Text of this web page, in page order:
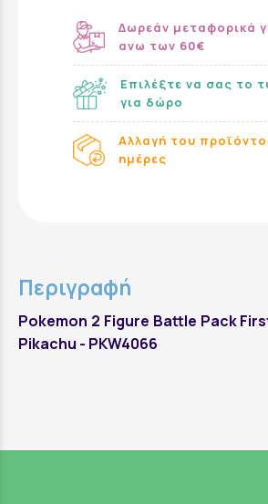
Δωρεάν μεταφορικά
ανω των 60€
Επιλέξτε να σας το
για δώρο
Αλλαγή του
ημέρες
Περιγραφή
Pokemon 2 Figure Battle Pack
Pikachu - PKW4066